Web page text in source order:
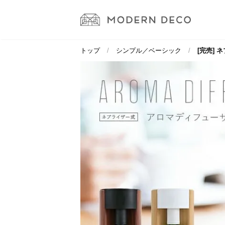
トップ シンプル／ベーシック [完売] ネ